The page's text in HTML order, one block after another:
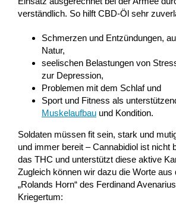
verständlich. So hilft CBD-Öl sehr
Schmerzen und Entzündungen,
Natur,
seelischen Belastungen von
zur Depression,
Problemen mit dem Schlaf und
Sport und Fitness als
Muskelaufbau und Kondition.
Soldaten müssen fit sein, stark und
und immer bereit – Cannabidiol ist nicht
das THC und unterstützt diese aktive
Zugleich können wir dazu die Worte aus
„Rolands Horn“ des Ferdinand
Kriegertum: